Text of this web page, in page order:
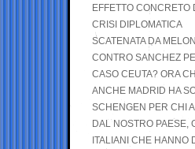
EFFETTO CONCRETO
CRISI DIPLOMATICA
SCATENATA DA MELONI
CONTRO SANCHEZ
CASO CEUTA? ORA
ANCHE MADRID HA
SCHENGEN PER CHI
DAL NOSTRO PAESE,
ITALIANI CHE HANNO